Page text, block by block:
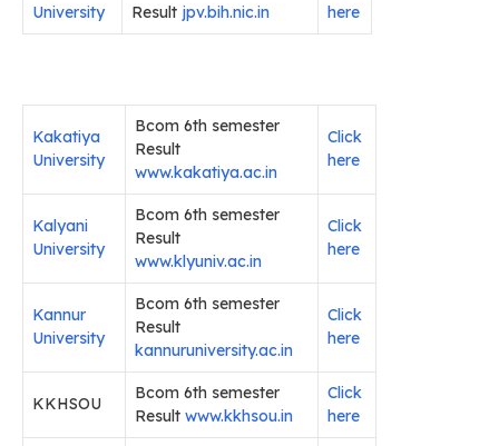
University
Result jpv.bih.nic.in
here
Kakatiya
University
Bcom 6th semester
Result
www.kakatiya.ac.in
Click
here
Kalyani
University
Bcom 6th semester
Result
www.klyuniv.ac.in
Click
here
Kannur
University
Bcom 6th semester
Result
kannuruniversity.ac.in
Click
here
KKHSOU
Bcom 6th semester
Result www.kkhsou.in
Click
here